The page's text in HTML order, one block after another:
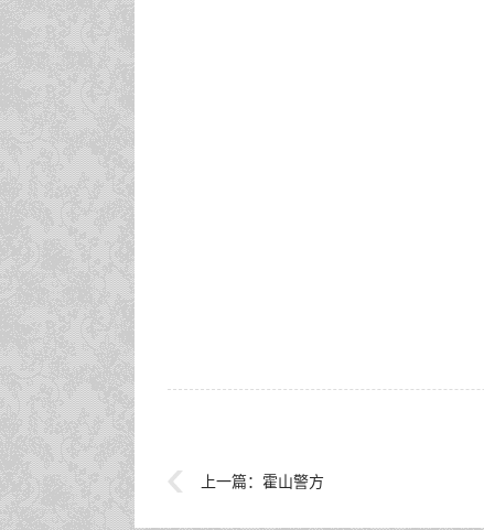
上一篇： 霍山警方